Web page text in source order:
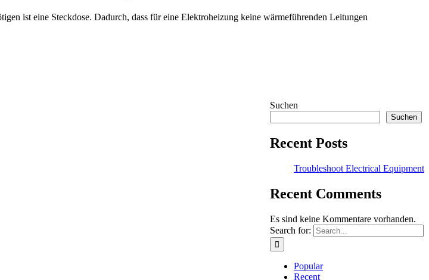
ist eine Steckdose. Dadurch, dass für eine Elektroheizung keine wärmeführenden Leitungen
Suchen
Suchen
Recent Posts
Troubleshoot Electrical Equipment
Recent Comments
Es sind keine Kommentare vorhanden.
Search for:
Popular
Recent